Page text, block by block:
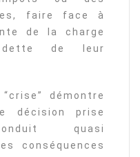
faire face à
de la charge
de leur
démontre
décision prise
quasi
conséquences